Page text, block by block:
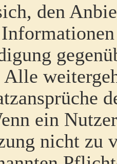
den
ein
nicht zu